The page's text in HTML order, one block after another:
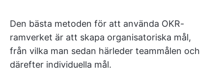
Den bästa metoden för att använda OKR-
ramverket är att skapa organisatoriska mål,
från vilka man sedan härleder teammålen och
därefter individuella mål.